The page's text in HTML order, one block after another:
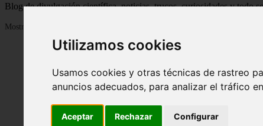
Utilizamos cookies
Usamos cookies y otras técnicas de rastreo
anuncios adecuados, para analizar el tráfico
Aceptar Rechazar Configurar
Blog de divulgación científica, noticias, trucos, curiosidades y todo
Mostrando 1 - 24 de 907 artículos